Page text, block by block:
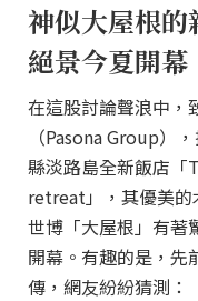
神似大屋根
絕景今夏開幕
在這股討論聲浪中，
（Pasona Group）
縣淡路島全新飯店「
retreat」，其優美的
世博「大屋根」有著
開幕。有趣的是，先
傳，網友紛紛猜測：